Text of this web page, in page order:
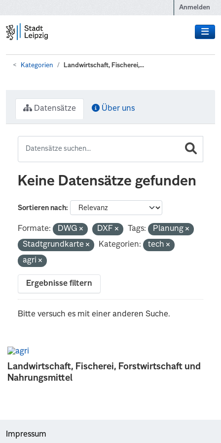
Anmelden
Kategorien Landwirtschaft, Fischerei,...
Landwirtschaft, Fischerei, Forstwirtschaft und
Nahrungsmittel
Datensätze Über uns
Keine Datensätze gefunden
Sortieren nach
Formate: DWG DXF Tags:
Planung
Stadtgrundkarte
Kategorien:
tech
agri
Ergebnisse filtern
Bitte versuch es mit einer anderen Suche.
Impressum